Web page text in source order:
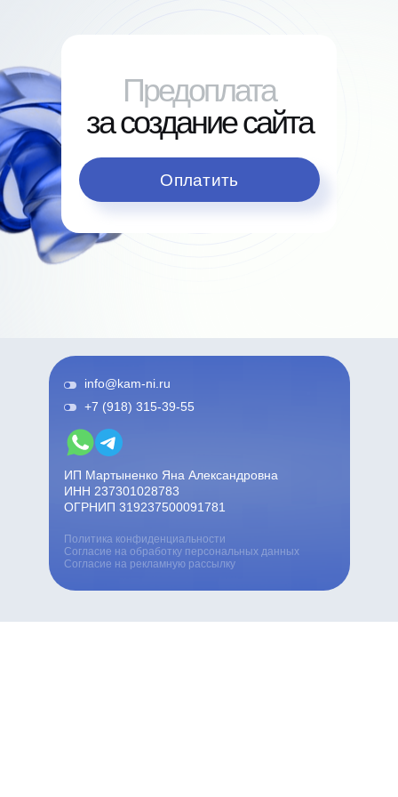
Предоплата
за создание сайта
Оплатить
info@kam-ni.ru
+7 (918) 315-39-55
ИП Мартыненко Яна Александровна
ИНН 237301028783
ОГРНИП 319237500091781
Политика конфиденциальности
Согласие на обработку персональных данных
Согласие на рекламную рассылку